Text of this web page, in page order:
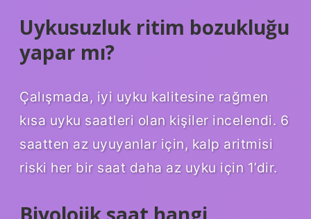
Uykusuzluk ritim bozukluğu
yapar mı?
Çalışmada, iyi uyku kalitesine rağmen
kısa uyku saatleri olan kişiler incelendi. 6
saatten az uyuyanlar için, kalp aritmisi
riski her bir saat daha az uyku için 1’dir.